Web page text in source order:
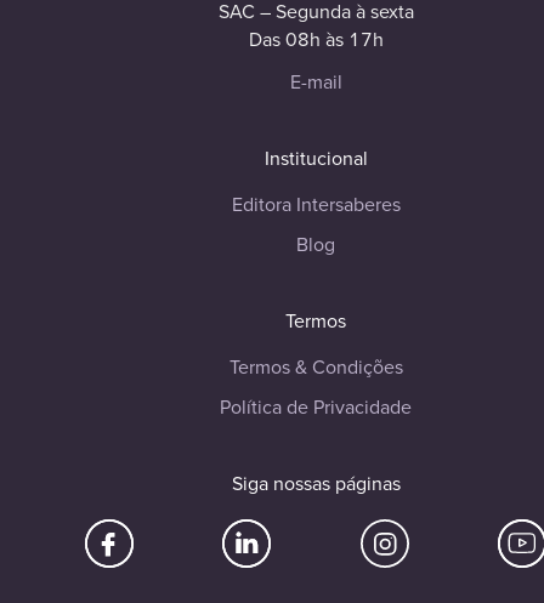
SAC – Segunda à sexta
Das 08h às 17h
E-mail
Institucional
Editora Intersaberes
Blog
Termos
Termos & Condições
Política de Privacidade
Siga nossas páginas